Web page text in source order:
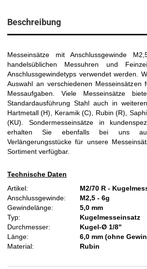
Beschreibung
Messeinsätze mit Anschlussgewinde
handelsüblichen Messuhren und
Anschlussgewindetyps verwendet werden.
Auswahl an verschiedenen Messeinsätzen
Messaufgaben. Viele Messeinsätze
Standardausführung Stahl auch in
Hartmetall (H), Keramik (C), Rubin (R),
(KU). Sondermesseinsätze in
erhalten Sie ebenfalls bei uns
Verlängerungsstücke für unsere
Sortiment verfügbar.
Technische Daten
Artikel:
M2/70 R -
Anschlussgewinde:
M2,5 - 6g
Gewindelänge:
5,0 mm
Typ:
Kugelmesseinsatz
Durchmesser:
Kugel-Ø 1/8"
Länge:
6,0 mm (ohne
Material:
Rubin